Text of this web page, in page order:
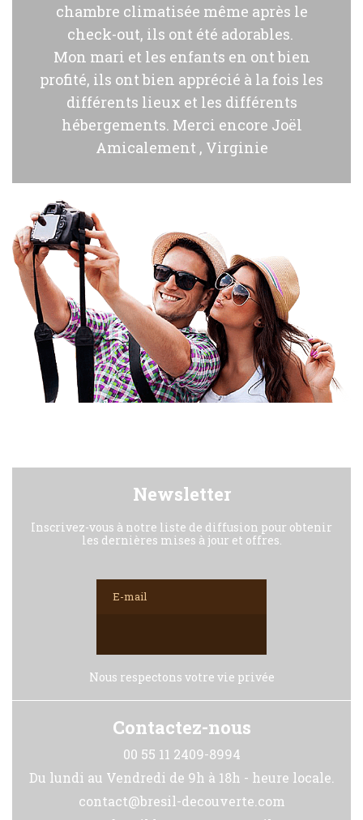
chambre climatisée même après le
check-out, ils ont été adorables.
Mon mari et les enfants en ont bien
profité, ils ont bien apprécié à la fois les
différents lieux et les différents
hébergements. Merci encore Joël
Amicalement , Virginie
Newsletter
Inscrivez-vous à notre liste de diffusion pour obtenir
les dernières mises à jour et offres.
Nous respectons votre vie privée
Contactez-nous
00 55 11 2409-8994
Du lundi au Vendredi de 9h à 18h - heure locale.
contact@bresil-decouverte.com